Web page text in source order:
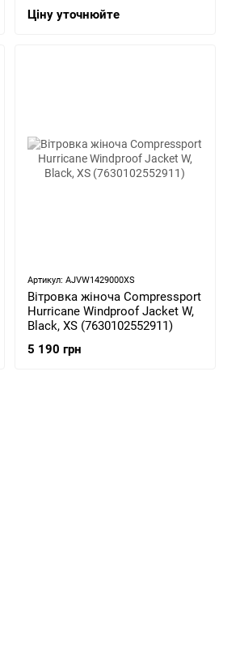
Ціну уточнюйте
Артикул: AJVW1429000XS
Вітровка жіноча Compressport
Hurricane Windproof Jacket W,
Black, XS (7630102552911)
5 190 грн